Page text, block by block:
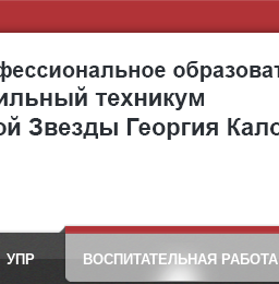
УПР ВОСПИТАТЕЛЬНАЯ РАБОТА